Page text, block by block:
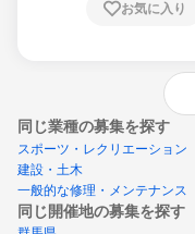
お気に入り
同じ業種の募集を探す
スポーツ・レクリエーション
建設・土木
一般的な修理・メンテナンス
同じ開催地の募集を探す